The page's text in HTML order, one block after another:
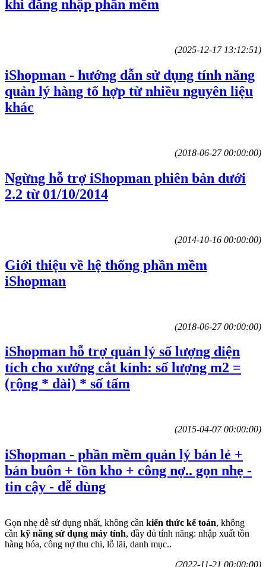
khi đăng nhập phần mềm
(2025-12-17 13:12:51)
iShopman - hướng dẫn sử dụng tính năng
quản lý hàng tổ hợp từ nhiều nguyên liệu
khác
(2018-06-27 00:00:00)
Ngừng hỗ trợ iShopman phiên bản dưới
2.2 từ 01/10/2014
(2014-10-16 00:00:00)
Giới thiệu về hệ thống phần mềm
iShopman
(2018-06-27 00:00:00)
iShopman hỗ trợ quản lý số lượng diện
tích cho xưởng cắt kính: số lượng m2 =
(rộng * dài) * số tấm
(2015-04-07 00:00:00)
iShopman - phần mềm quản lý bán lẻ +
bán buôn + tồn kho + công nợ.. gọn nhẹ -
tin cậy - dễ dùng
Gọn nhẹ dễ sử dụng nhất, không cần kiến thức kế toán, không
cần kỹ năng sử dụng máy tính, đầy đủ tính năng: nhập xuất tồn
hàng hóa, công nợ thu chi, lỗ lãi, danh mục..
(2022-11-21 00:00:00)